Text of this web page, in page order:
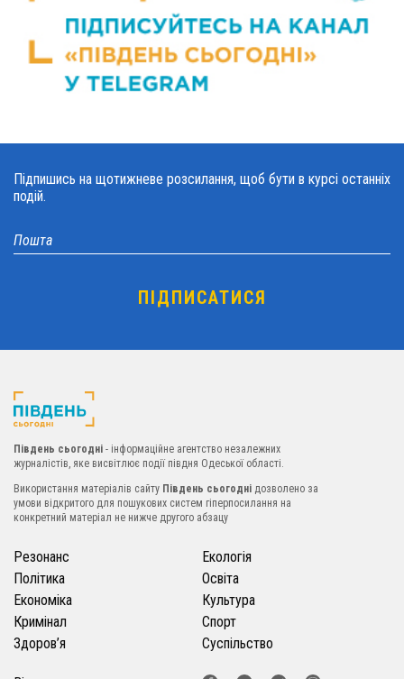
Підпишись на щотижневе розсилання, щоб бути в курсі останніх
подій.
Південь сьогодні - інформаційне агентство незалежних
журналістів, яке висвітлює події півдня Одеської області.
Використання матеріалів сайту Південь сьогодні дозволено за
умови відкритого для пошукових систем гіперпосилання на
конкретний матеріал не нижче другого абзацу
Резонанс
Політика
Економіка
Кримінал
Здоров’я
Екологія
Освіта
Культура
Спорт
Суспільство